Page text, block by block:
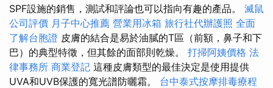
SPF設施的銷售，測試和評論也可以指向有趣的產品。 滅鼠
公司評價 月子中心推薦 營業用冰箱 旅行社代辦護照 全面
了解台胞證 皮膚的結合是易於油膩的T區（前額，鼻子和下
巴）的典型特徵，但其餘的面部則乾燥。 打掃阿姨價格 法
律事務所 商業登記 這種皮膚類型的最佳決定是使用提供
UVA和UVB保護的寬光譜防曬霜。 台中泰式按摩排毒療程